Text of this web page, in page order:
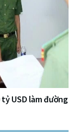
USD làm đường